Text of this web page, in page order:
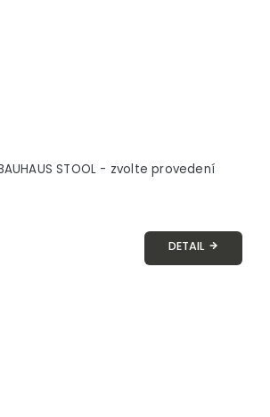
STOOL - zvolte provedení
DETAIL